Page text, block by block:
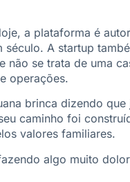
a plataforma é
A startup
se trata de uma
operações.
brinca dizendo que
caminho foi
valores familiares.
algo muito